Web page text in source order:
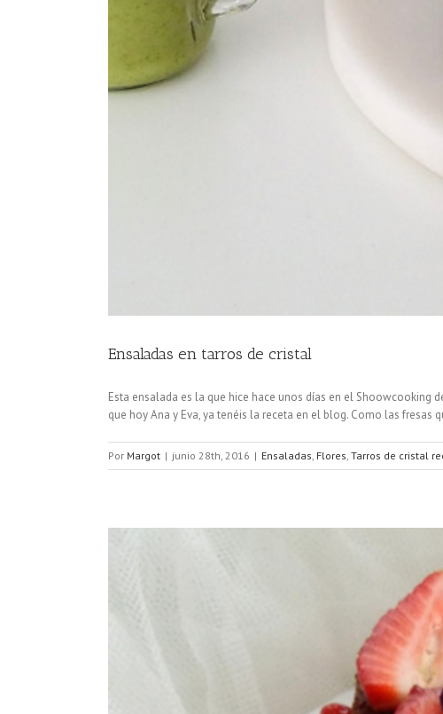
Ensaladas en tarros de cristal
Esta ensalada es la que hice hace unos días en el Shoowcooking
que hoy Ana y Eva, ya tenéis la receta en el blog. Como las fresas
Por Margot | junio 28th, 2016 | Ensaladas Flores Tarros de cristal